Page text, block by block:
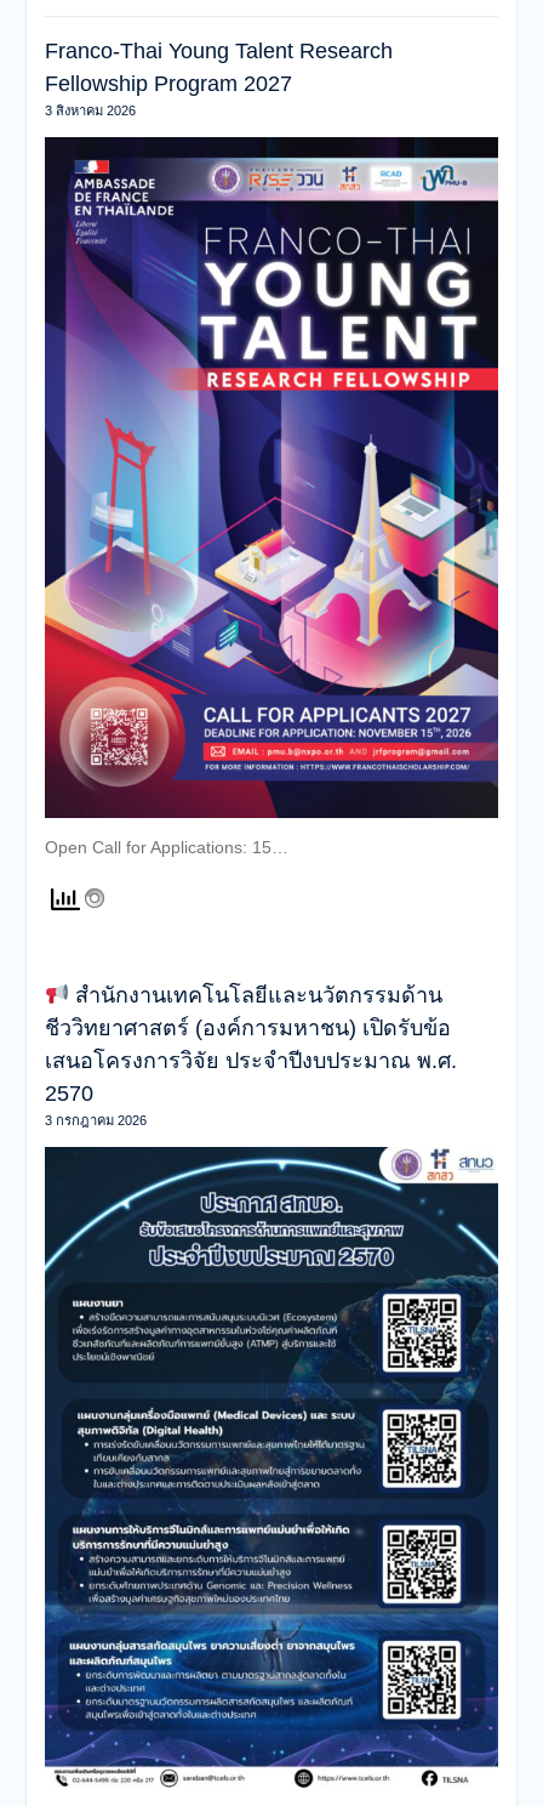
Franco-Thai Young Talent Research
Fellowship Program 2027
3 สิงหาคม 2026
Open Call for Applications: 15…
สำนักงานเทคโนโลยีและนวัตกรรมด้าน
ชีววิทยาศาสตร์ (องค์การมหาชน) เปิดรับข้อ
เสนอโครงการวิจัย ประจำปีงบประมาณ พ.ศ.
2570
3 กรกฎาคม 2026